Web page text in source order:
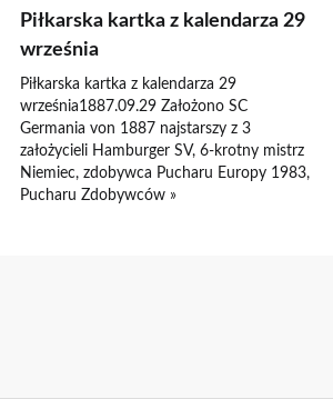
Piłkarska kartka z kalendarza 29
września
Piłkarska kartka z kalendarza 29
września1887.09.29 Założono SC
Germania von 1887 najstarszy z 3
założycieli Hamburger SV, 6-krotny mistrz
Niemiec, zdobywca Pucharu Europy 1983,
Pucharu Zdobywców »